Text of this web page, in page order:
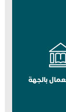
بالجهة